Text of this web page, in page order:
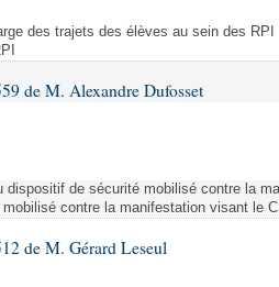
des trajets des élèves au sein des
de M. Alexandre Dufosset
dispositif de sécurité mobilisé contre la
contre la manifestation visant le
de M. Gérard Leseul